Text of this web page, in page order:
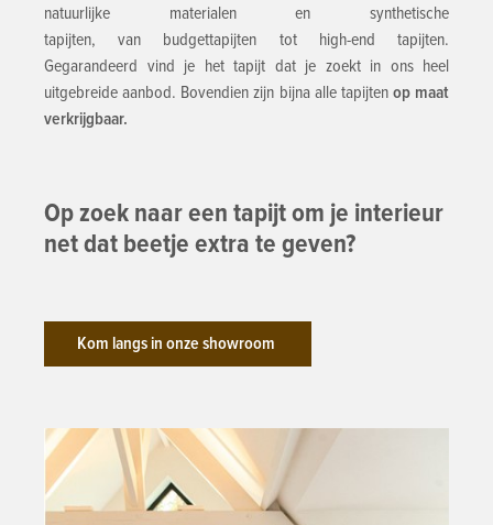
natuurlijke materialen en synthetische
tapijten, van budgettapijten tot high-end tapijten.
Gegarandeerd vind je het tapijt dat je zoekt in ons heel
uitgebreide aanbod. Bovendien zijn bijna alle tapijtenop maat
verkrijgbaar.
​Op zoek naar een tapijt om je interieur
net dat beetje extra te geven?
Kom langs in onze showroom